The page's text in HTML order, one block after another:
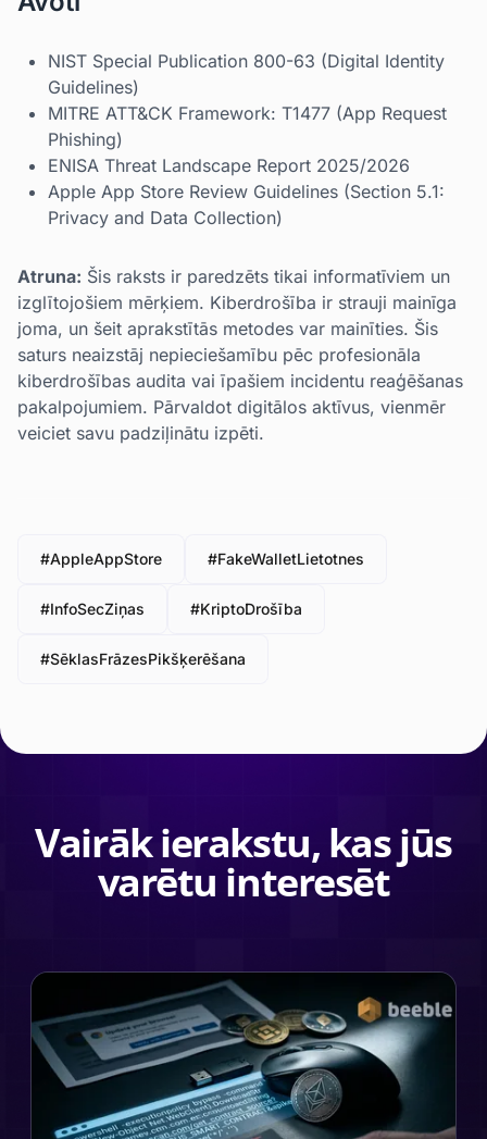
NIST Special Publication 800-63 (Digital Identity
Guidelines)
MITRE ATT&CK Framework: T1477 (App Request
Phishing)
ENISA Threat Landscape Report 2025/2026
Apple App Store Review Guidelines (Section 5.1:
Privacy and Data Collection)
Atruna: Šis raksts ir paredzēts tikai informatīviem un
izglītojošiem mērķiem. Kiberdrošība ir strauji mainīga
joma, un šeit aprakstītās metodes var mainīties. Šis
saturs neaizstāj nepieciešamību pēc profesionāla
kiberdrošības audita vai īpašiem incidentu reaģēšanas
pakalpojumiem. Pārvaldot digitālos aktīvus, vienmēr
veiciet savu padziļinātu izpēti.
#AppleAppStore #FakeWalletLietotnes
#InfoSecZiņas #KriptoDrošība
#SēklasFrāzesPikšķerēšana
Vairāk ierakstu, kas jūs
varētu interesēt